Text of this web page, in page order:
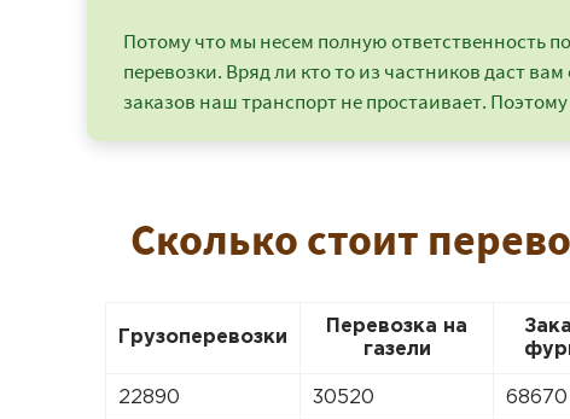
Потому что мы несем полную ответственность
перевозки. Вряд ли кто то из частников даст вам
заказов наш транспорт не простаивает.
Сколько стоит
Грузоперевозки
Перевозка на
газели
22890 30520 68670